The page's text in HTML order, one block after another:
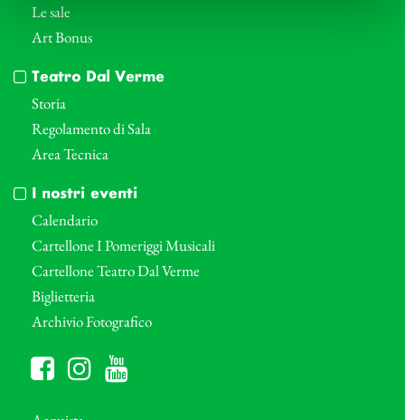
Le sale
Art Bonus
Teatro Dal Verme
Storia
Regolamento di Sala
Area Tecnica
I nostri eventi
Calendario
Cartellone I Pomeriggi Musicali
Cartellone Teatro Dal Verme
Biglietteria
Archivio Fotografico